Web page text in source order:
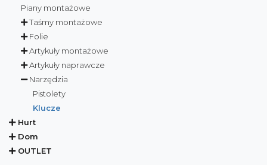
Piany montażowe
Taśmy montażowe
Folie
Artykuły montażowe
Artykuły naprawcze
Narzędzia
Pistolety
Klucze
Hurt
Dom
OUTLET